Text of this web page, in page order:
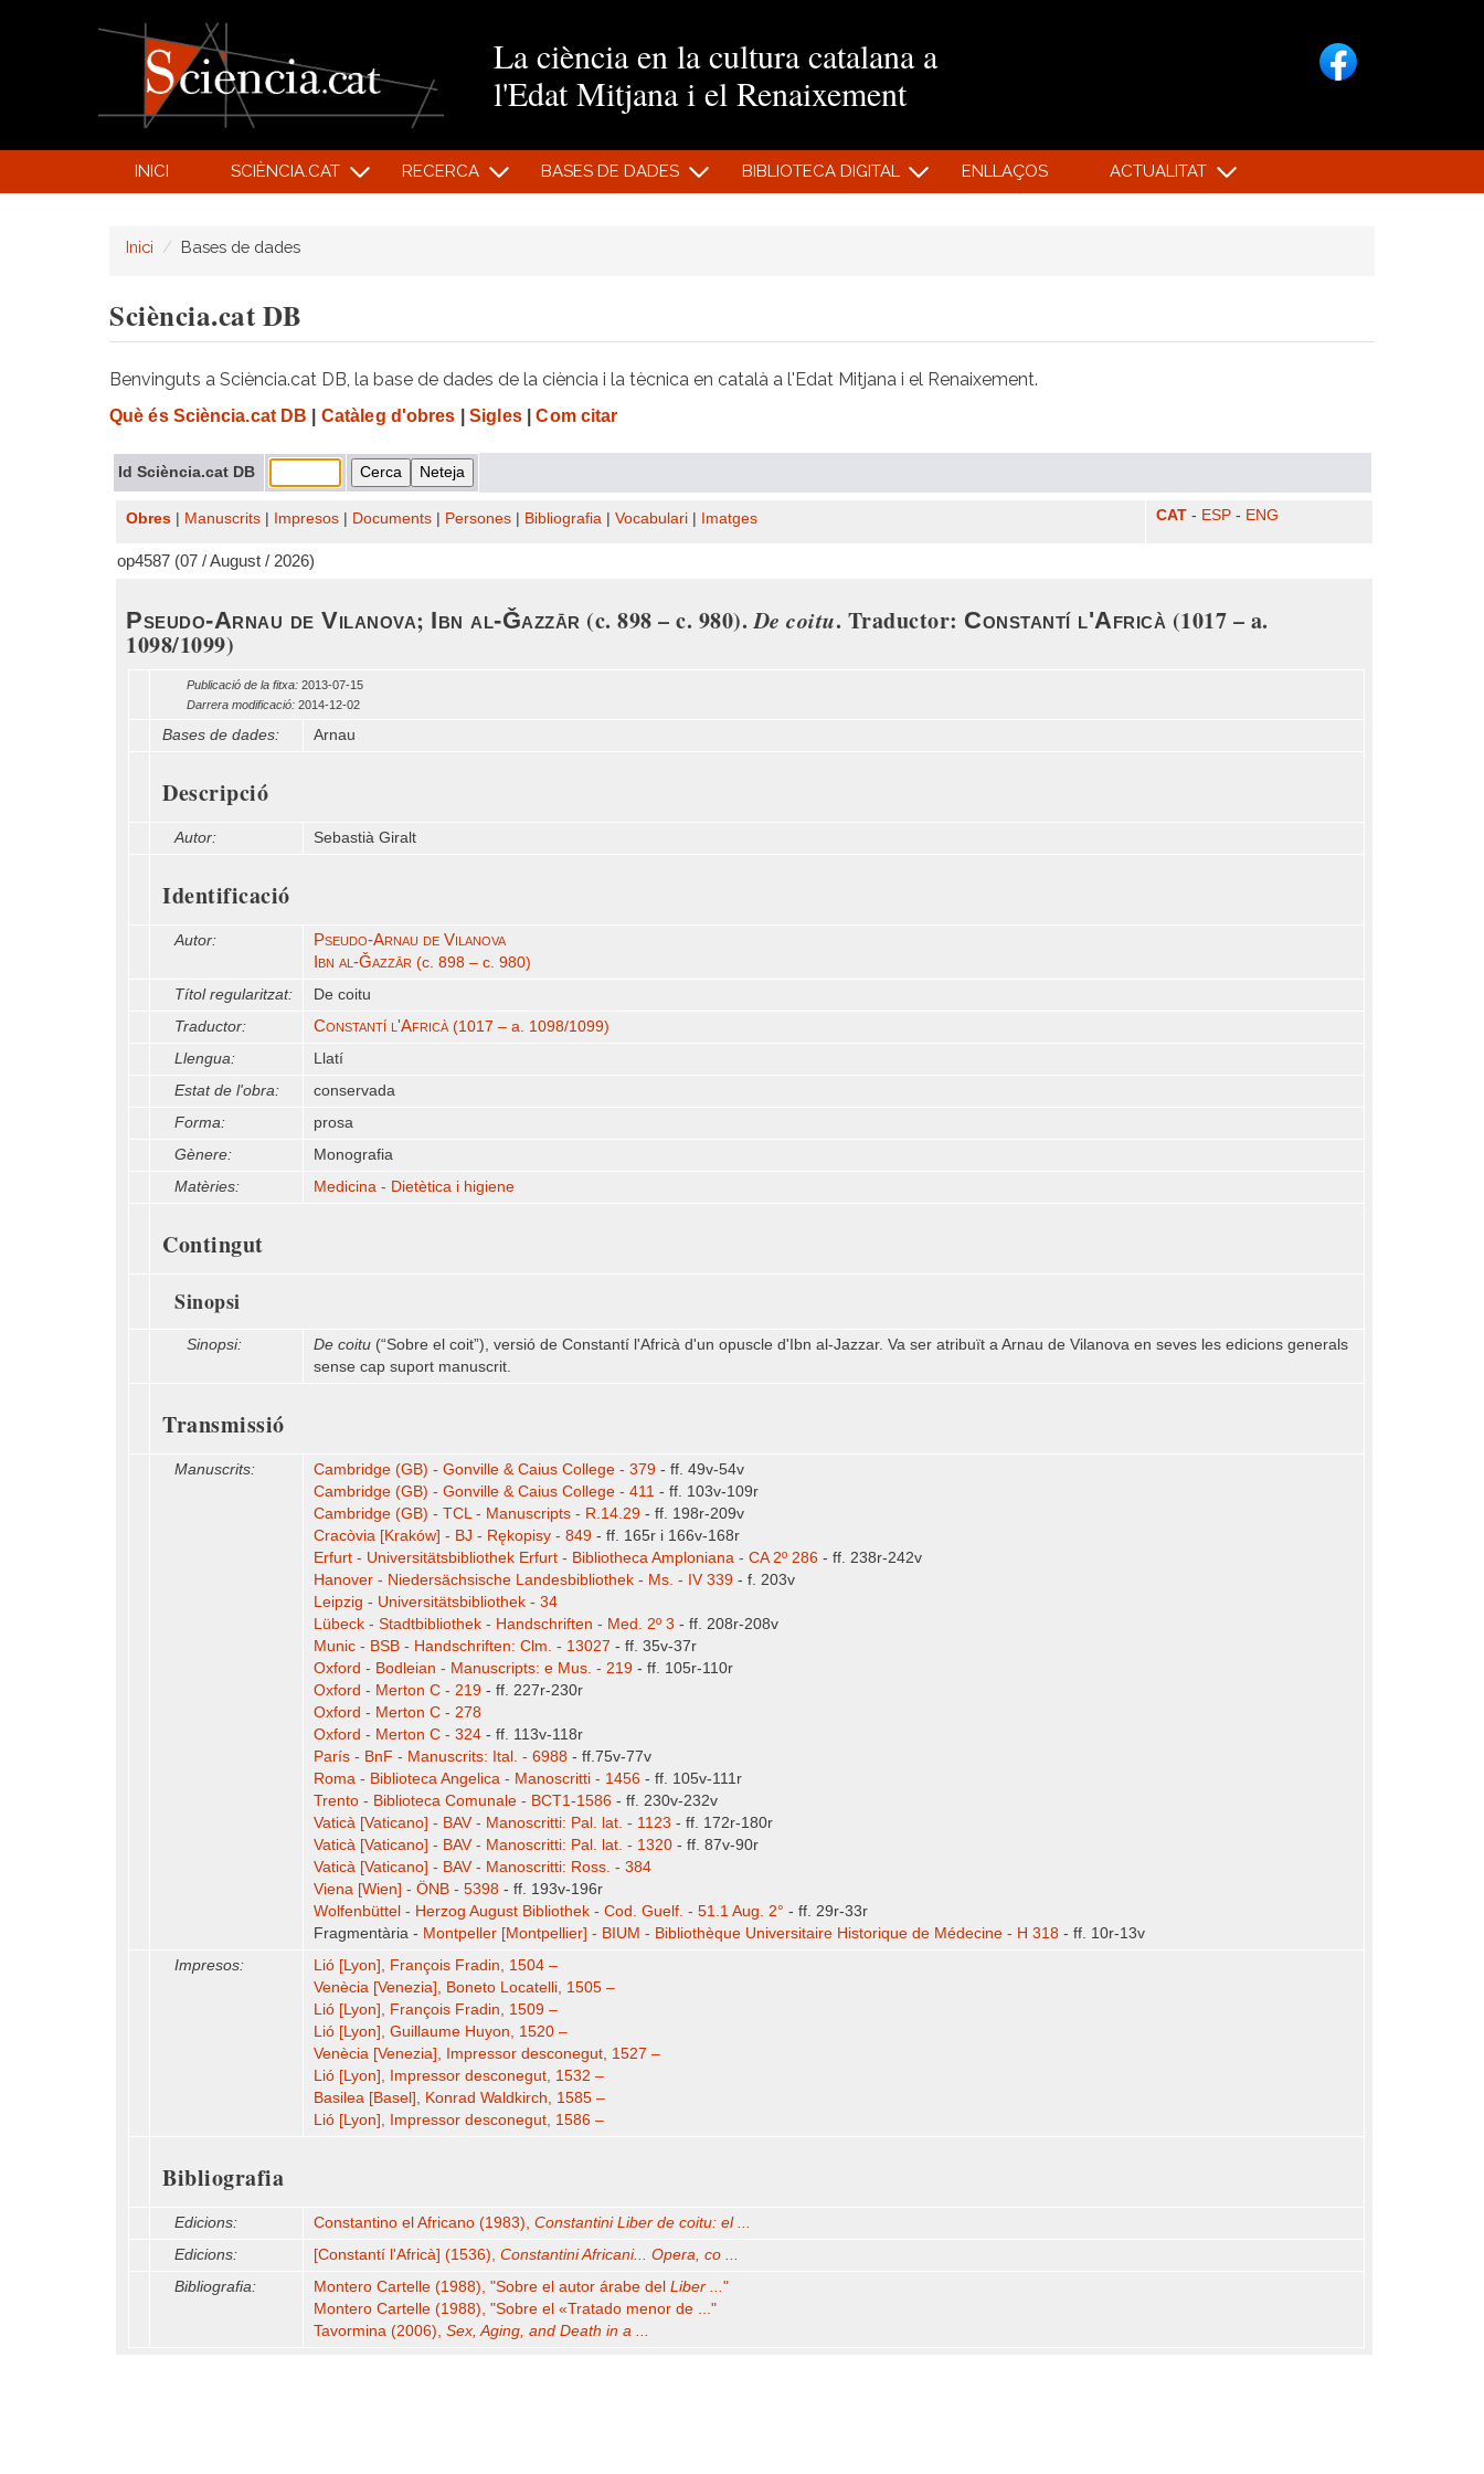
La ciència en la cultura catalana a
l'Edat Mitjana i el Renaixement
INICI SCIÈNCIA.CAT RECERCA BASES DE DADES BIBLIOTECA DIGITAL ENLLAÇOS ACTUALITAT
Inici Bases de dades
Sciència.cat DB
Benvinguts a Sciència.cat DB, la base de dades de la ciència i la tècnica en català a l'Edat Mitjana i el Renaixement.
Què és Sciència.cat DB Catàleg d'obres Sigles| Com citar
Id Sciència.cat DB
Obres Manuscrits Impresos Documents Persones Bibliografia Vocabulari Imatges CAT - ESP - ENG
op4587 (07 / August / 2026)
Pseudo-Arnau de Vilanova; Ibn al-Ǧazzār (c. 898 – c. 980).De coitu. Traductor: Constantí l'Africà (1017 – a.
1098/1099)
Publicació de la fitxa: 2013-07-15
Darrera modificació: 2014-12-02
Bases de dades: Arnau
Descripció
Autor: Sebastià Giralt
Identificació
Autor:
Pseudo-Arnau de Vilanova
Ibn al-Ǧazzār (c. 898 – c. 980)
Títol regularitzat:
De coitu
Traductor:
Constantí l'Africà(1017 – a. 1098/1099)
Llengua:
Llatí
Estat de l'obra:
conservada
Forma:
prosa
Gènere:
Monografia
Matèries:
Medicina - Dietètica i higiene
Contingut
Sinopsi
Sinopsi: De coitu (“Sobre el coit”), versió de Constantí l'Africà d'un opuscle d'Ibn al-Jazzar. Va ser atribuït a Arnau de Vilanova en seves les edicions generals
sense cap suport manuscrit.
Transmissió
Manuscrits: Cambridge (GB) - Gonville & Caius College - 379 - ff. 49v-54v
Cambridge (GB) - Gonville & Caius College - 411 - ff. 103v-109r
Cambridge (GB) - TCL - Manuscripts - R.14.29 - ff. 198r-209v
Cracòvia [Kraków] - BJ - Rękopisy - 849 - ff. 165r i 166v-168r
Erfurt - Universitätsbibliothek Erfurt - Bibliotheca Amploniana - CA 2º 286 - ff. 238r-242v
Hanover - Niedersächsische Landesbibliothek - Ms. - IV 339 - f. 203v
Leipzig - Universitätsbibliothek - 34
Lübeck - Stadtbibliothek - Handschriften - Med. 2º 3 - ff. 208r-208v
Munic - BSB - Handschriften: Clm. - 13027 - ff. 35v-37r
Oxford - Bodleian - Manuscripts: e Mus. - 219 - ff. 105r-110r
Oxford - Merton C - 219 - ff. 227r-230r
Oxford - Merton C - 278
Oxford - Merton C - 324 - ff. 113v-118r
París - BnF - Manuscrits: Ital. - 6988 - ff.75v-77v
Roma - Biblioteca Angelica - Manoscritti - 1456 - ff. 105v-111r
Trento - Biblioteca Comunale - BCT1-1586 - ff. 230v-232v
Vaticà [Vaticano] - BAV - Manoscritti: Pal. lat. - 1123 - ff. 172r-180r
Vaticà [Vaticano] - BAV - Manoscritti: Pal. lat. - 1320 - ff. 87v-90r
Vaticà [Vaticano] - BAV - Manoscritti: Ross. - 384
Viena [Wien] - ÖNB - 5398 - ff. 193v-196r
Wolfenbüttel - Herzog August Bibliothek - Cod. Guelf. - 51.1 Aug. 2° - ff. 29r-33r
Fragmentària - Montpeller [Montpellier] - BIUM - Bibliothèque Universitaire Historique de Médecine - H 318 - ff. 10r-13v
Impresos:
Lió [Lyon], François Fradin, 1504 –
Venècia [Venezia], Boneto Locatelli, 1505 –
Lió [Lyon], François Fradin, 1509 –
Lió [Lyon], Guillaume Huyon, 1520 –
Venècia [Venezia], Impressor desconegut, 1527 –
Lió [Lyon], Impressor desconegut, 1532 –
Basilea [Basel], Konrad Waldkirch, 1585 –
Lió [Lyon], Impressor desconegut, 1586 –
Bibliografia
Edicions: Constantino el Africano (1983), Constantini Liber de coitu: el ...
Edicions:
[Constantí l'Africà] (1536), Constantini Africani... Opera, co ...
Bibliografia:
Montero Cartelle (1988), "Sobre el autor árabe del Liber ..."
Montero Cartelle (1988), "Sobre el «Tratado menor de ..."
Tavormina (2006), Sex, Aging, and Death in a ...